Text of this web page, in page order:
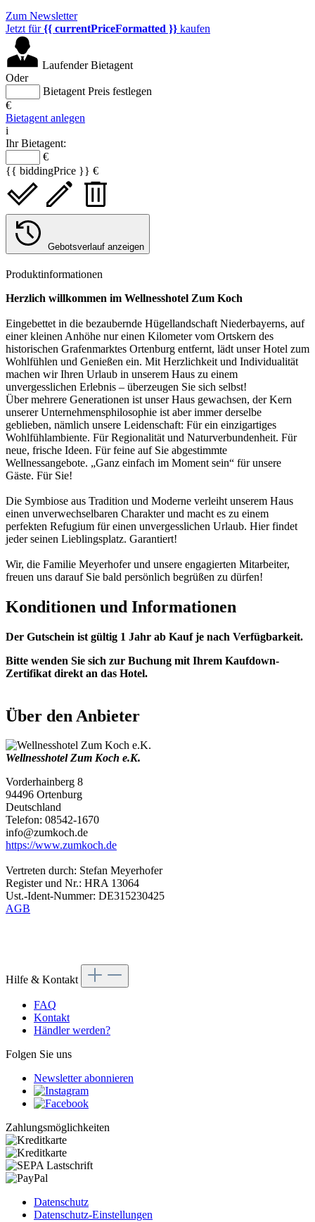
Zum Newsletter
Jetzt für{{ currentPriceFormatted }} kaufen
Laufender Bietagent
Oder
Bietagent Preis festlegen
€
Bietagent anlegen
i
Ihr Bietagent:
€
{{ biddingPrice }} €
Gebotsverlauf anzeigen
Produktinformationen
Herzlich willkommen im Wellnesshotel Zum Koch
Eingebettet in die bezaubernde Hügellandschaft Niederbayerns, auf
einer kleinen Anhöhe nur einen Kilometer vom Ortskern des
historischen Grafenmarktes Ortenburg entfernt, lädt unser Hotel zum
Wohlfühlen und Genießen ein. Mit Herzlichkeit und Individualität
machen wir Ihren Urlaub in unserem Haus zu einem
unvergesslichen Erlebnis – überzeugen Sie sich selbst!
Über mehrere Generationen ist unser Haus gewachsen, der Kern
unserer Unternehmensphilosophie ist aber immer derselbe
geblieben, nämlich unsere Leidenschaft: Für ein einzigartiges
Wohlfühlambiente. Für Regionalität und Naturverbundenheit. Für
neue, frische Ideen. Für feine auf Sie abgestimmte
Wellnessangebote. „Ganz einfach im Moment sein“ für unsere
Gäste. Für Sie!
Die Symbiose aus Tradition und Moderne verleiht unserem Haus
einen unverwechselbaren Charakter und macht es zu einem
perfekten Refugium für einen unvergesslichen Urlaub. Hier findet
jeder seinen Lieblingsplatz. Garantiert!
Wir, die Familie Meyerhofer und unsere engagierten Mitarbeiter,
freuen uns darauf Sie bald persönlich begrüßen zu dürfen!
Konditionen und Informationen
Der Gutschein ist gültig 1 Jahr ab Kauf je nach Verfügbarkeit.
Bitte wenden Sie sich zur Buchung mit Ihrem Kaufdown-
Zertifikat direkt an das Hotel.
Über den Anbieter
Wellnesshotel Zum Koch e.K.
Vorderhainberg 8
94496 Ortenburg
Deutschland
Telefon: 08542-1670
info@zumkoch.de
https://www.zumkoch.de
Vertreten durch: Stefan Meyerhofer
Register und Nr.: HRA 13064
Ust.-Ident-Nummer: DE315230425
AGB
Hilfe & Kontakt
FAQ
Kontakt
Händler werden?
Folgen Sie uns
Newsletter abonnieren
Zahlungsmöglichkeiten
Datenschutz
Datenschutz-Einstellungen